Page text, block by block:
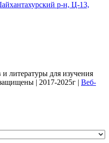
р-н, Ц-13,
литературы для изучения
| 2017-2025г | Веб-